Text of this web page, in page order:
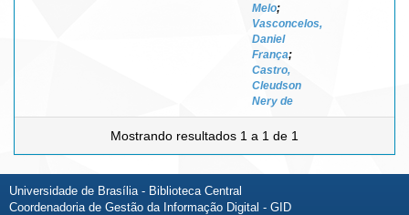
Melo;
Vasconcelos,
Daniel
França;
Castro,
Cleudson
Nery de
Mostrando resultados 1 a 1 de 1
Universidade de Brasília - Biblioteca Central
Coordenadoria de Gestão da Informação Digital - GID